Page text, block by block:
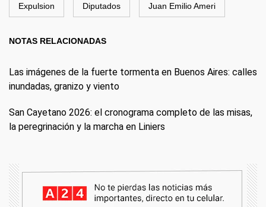
Expulsion Diputados Juan Emilio Ameri
NOTAS RELACIONADAS
Las imágenes de la fuerte tormenta en Buenos Aires: calles
inundadas, granizo y viento
San Cayetano 2026: el cronograma completo de las misas,
la peregrinación y la marcha en Liniers